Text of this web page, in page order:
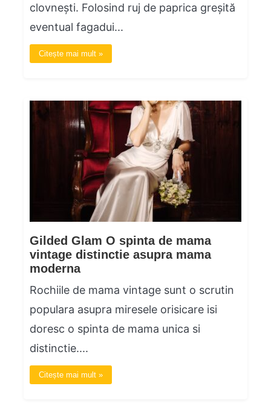
clovnești. Folosind ruj de paprica greșită
eventual fagadui...
Citește mai mult »
Gilded Glam O spinta de mama
vintage distinctie asupra mama
moderna
Rochiile de mama vintage sunt o scrutin
populara asupra miresele orisicare isi
doresc o spinta de mama unica si
distinctie....
Citește mai mult »